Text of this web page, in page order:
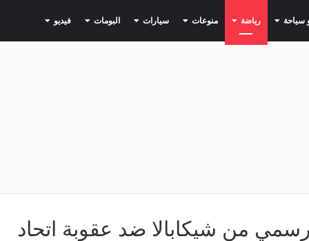
سياحة (current) رياضة (current) منوعات (current) سيارات (current) البومات (current) فيديو (current)
من شيكابالا ضد عقوبة اتحاد